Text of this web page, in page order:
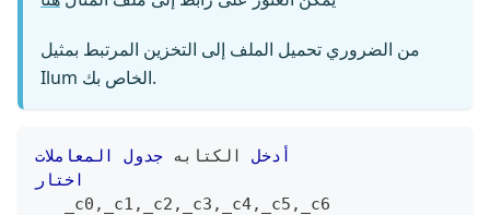
من الضروري تحميل الملف إلى التخزين المرتبط بمثيل
Ilum الخاص بك.
أدخل الكتابه جدول
المعاملات
اختار
   _c0
, _c1 , _c2 , _c3 , _c4, _c5 ,
_c6